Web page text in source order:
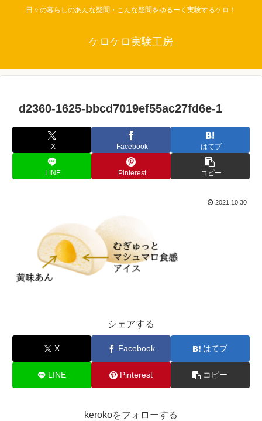
日々の暮らしのあんな疑問・こんな疑問をゆるーく実験するケロ！
ケロケロ実験工房
d2360-1625-bbcd7019ef55ac27fd6e-1
X Facebook はてブ
LINE Pinterest コピー
2021.10.30
シェアする
X Facebook はてブ
LINE Pinterest コピー
kerokoをフォローする